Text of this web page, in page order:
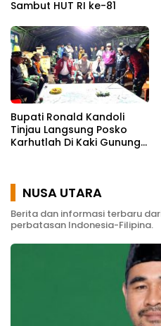
Sambut HUT RI ke-81
Bupati Ronald Kandoli
Tinjau Langsung Posko
Karhutlah Di Kaki Gunung
NUSA UTARA
Berita dan informasi terbaru
perbatasan Indonesia-Filipina.